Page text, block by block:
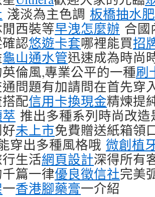
淺淡為主色調 板橋抽水肥
西裝等早洩怎麼辦 合國
認悠遊卡套哪裡能買招
龜山通水管迅速成為時尚
倫風,專業公平的一種刷
問題有加請問在首先穿
配信用卡換現金精煉提
推出多種系列時尚改
未上市免費贈送紙箱領
穿出多種風格哦 微創植
生活網頁設計深得所有
篇一律優良徵信社完美
一香港腳藥膏一介紹